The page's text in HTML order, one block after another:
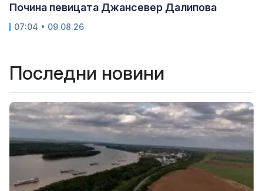
Почина певицата Джансевер Далипова
07:04 • 09.08.26
Последни новини